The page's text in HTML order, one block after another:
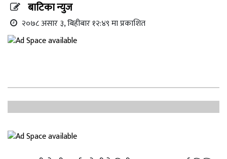
बाटिका न्युज
२०७८ असार ३, बिहीबार १२:४९ मा प्रकाशित